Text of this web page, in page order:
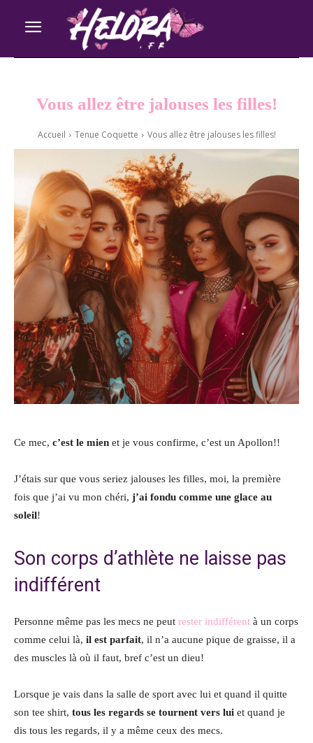
Vous allez être jalouses les filles!
Accueil Tenue Coquette Vous allez être jalouses les filles!
Ce mec, c’est le mien et je vous confirme, c’est un Apollon!!
J’étais sur que vous seriez jalouses les filles, moi, la première
fois que j’ai vu mon chéri, j’ai fondu comme une glace au
soleil!
Son corps d’athlète ne laisse pas
indifférent
Personne même pas les mecs ne peut rester indifférent à un corps
comme celui là, il est parfait, il n’a aucune pique de graisse, il a
des muscles là où il faut, bref c’est un dieu!
Lorsque je vais dans la salle de sport avec lui et quand il quitte
son tee shirt, tous les regards se tournent vers lui et quand je
dis tous les regards, il y a même ceux des mecs.